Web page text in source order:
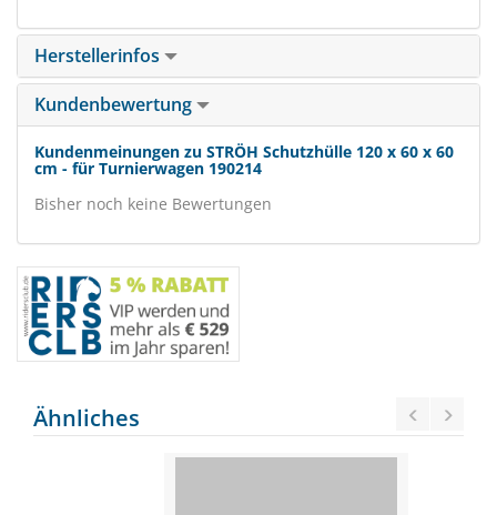
Herstellerinfos
Kundenbewertung
Kundenmeinungen zu STRÖH Schutzhülle 120 x 60 x 60
cm - für Turnierwagen 190214
Bisher noch keine Bewertungen
Ähnliches